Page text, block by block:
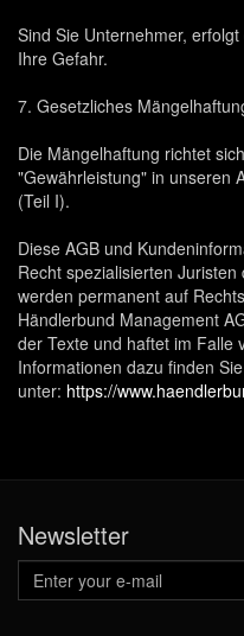
Sind Sie Unternehmer,
Ihre Gefahr.
7. Gesetzliches
Die Mängelhaftung richtet
"Gewährleistung" in unseren
(Teil I).
Diese AGB und
Recht spezialisierten
werden permanent auf
Händlerbund Management
der Texte und haftet im Falle
Informationen dazu finden Sie
unter: https://
Newsletter